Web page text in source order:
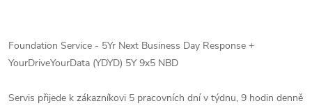
Foundation Service - 5Yr Next Business Day Response +
YourDriveYourData (YDYD) 5Y 9x5 NBD
Servis přijede k zákazníkovi 5 pracovních dní v týdnu, 9 hodin denně